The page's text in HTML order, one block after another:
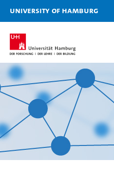
University of Hamburg